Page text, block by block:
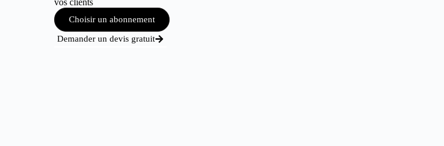
vos clients
Choisir un abonnement
Demander un devis gratuit